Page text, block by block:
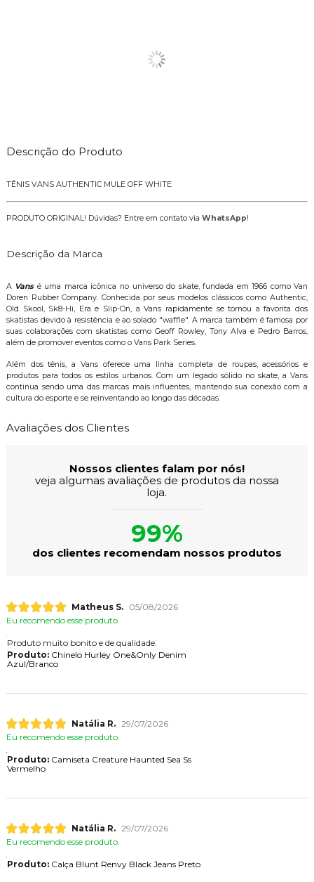
Descrição do Produto
TÊNIS VANS AUTHENTIC MULE OFF WHITE
PRODUTO ORIGINAL! Dúvidas? Entre em contato via WhatsApp!
Descrição da Marca
A Vansé uma marca icônica no universo do skate, fundada em 1966 como Van
Doren Rubber Company. Conhecida por seus modelos clássicos como Authentic,
Old Skool, Sk8-Hi, Era e Slip-On, a Vans rapidamente se tornou a favorita dos
skatistas devido à resistência e ao solado "waffle". A marca também é famosa por
suas colaborações com skatistas como Geoff Rowley, Tony Alva e Pedro Barros,
além de promover eventos como o Vans Park Series.
Além dos tênis, a Vans oferece uma linha completa de roupas, acessórios e
produtos para todos os estilos urbanos. Com um legado sólido no skate, a Vans
continua sendo uma das marcas mais influentes, mantendo sua conexão com a
cultura do esporte e se reinventando ao longo das décadas.
Avaliações dos Clientes
Nossos clientes falam por nós!
veja algumas avaliações de produtos da nossa
loja.
99%
dos clientes recomendam nossos produtos
Matheus S.
05/08/2026
Eu recomendo esse produto.
Produto muito bonito e de qualidade.
Produto:Chinelo Hurley One&Only Denim
Azul/Branco
Natália R. 29/07/2026
Eu recomendo esse produto.
Produto:Camiseta Creature Haunted Sea Ss
Vermelho
Natália R. 29/07/2026
Eu recomendo esse produto.
Produto:Calça Blunt Renvy Black Jeans Preto